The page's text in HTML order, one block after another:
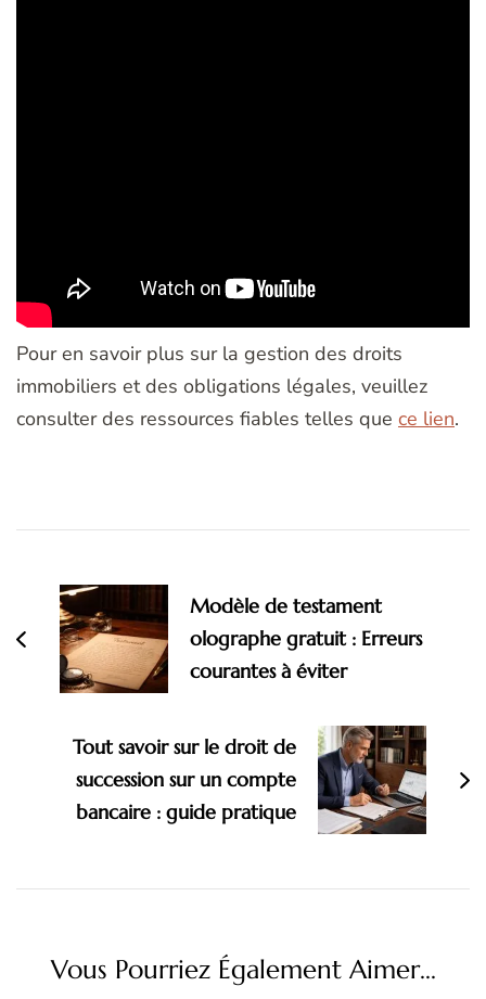
Pour en savoir plus sur la gestion des droits
immobiliers et des obligations légales, veuillez
consulter des ressources fiables telles que ce lien.
d'article
Modèle de testament
olographe gratuit : Erreurs
courantes à éviter
Tout savoir sur le droit de
succession sur un compte
bancaire : guide pratique
Vous Pourriez Également Aimer...